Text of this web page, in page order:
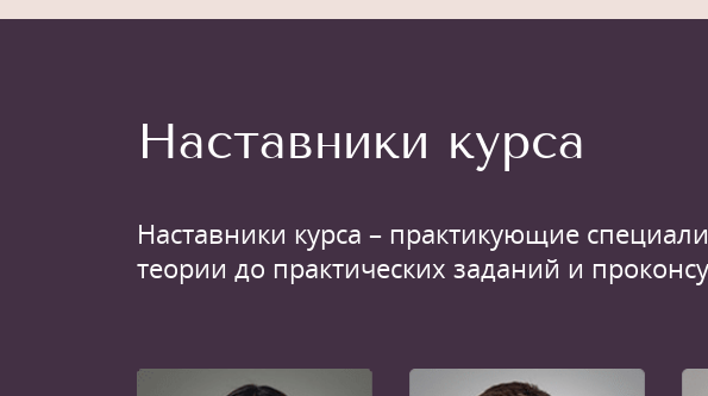
Наставники курса
Наставники курса – практикующие
теории до практических заданий и